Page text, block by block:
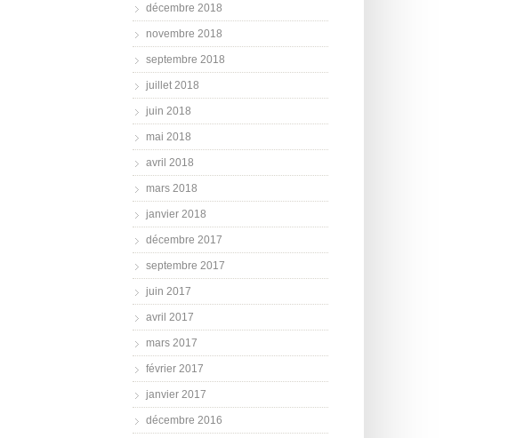
décembre 2018
novembre 2018
septembre 2018
juillet 2018
juin 2018
mai 2018
avril 2018
mars 2018
janvier 2018
décembre 2017
septembre 2017
juin 2017
avril 2017
mars 2017
février 2017
janvier 2017
décembre 2016